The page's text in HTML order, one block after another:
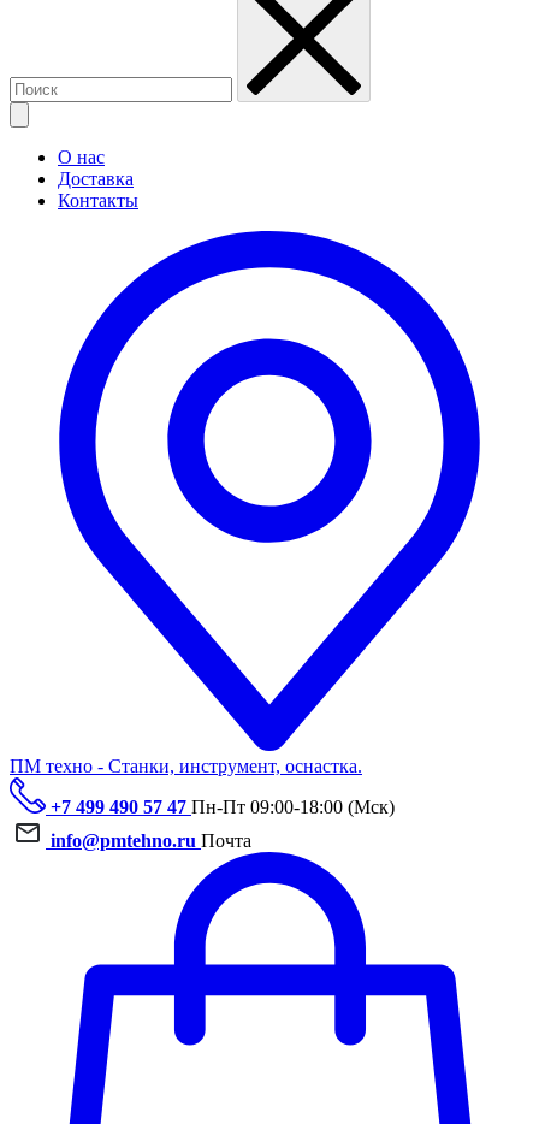
О нас
Доставка
Контакты
ПМ техно - Станки, инструмент, оснастка.
+7 499 490 57 47 Пн-Пт 09:00-18:00 (Мск)
info@pmtehno.ru Почта